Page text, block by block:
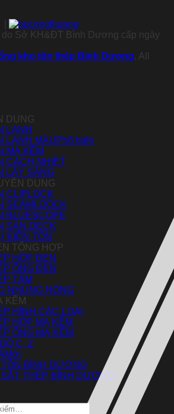
do Sở KH&ĐT Bình Dương cấp ngày
kho tôn thép Bình Dương. All
DỤNG
LẠNH
LẠNH MÀU
MẠ KẼM
CÁCH NHIỆT
LẤY SÁNG
DỤNG
CLIPLOCK
SEAMLOOCK
BLUESCOPE
SÀN DECK
KIỆN TÔN
TỔNG HỢP
HỘP ĐEN
ỐNG ĐEN
TẤM
NHÚNG NÓNG
KẼM
HÌNH CÁC LOẠI
HỘP MẠ KẼM
ỐNG MẠ KẼM
C, Z
TÔN BÌNH DƯƠNG
SẮT THÉP BÌNH DƯƠNG